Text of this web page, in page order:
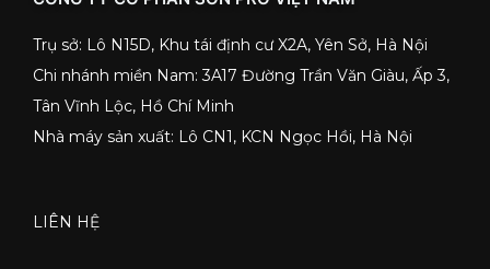
Trụ sở: Lô N15D, Khu tái định cư X2A, Yên Sở, Hà Nội
Chi nhánh miền Nam: 3A17 Đường Trần Văn Giàu, Ấp 3,
Tân Vĩnh Lộc, Hồ Chí Minh
Nhà máy sản xuất: Lô CN1, KCN Ngọc Hồi, Hà Nội
LIÊN HỆ